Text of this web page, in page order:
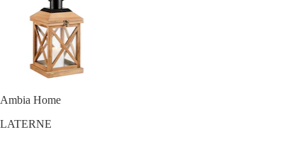
Ambia Home
LATERNE